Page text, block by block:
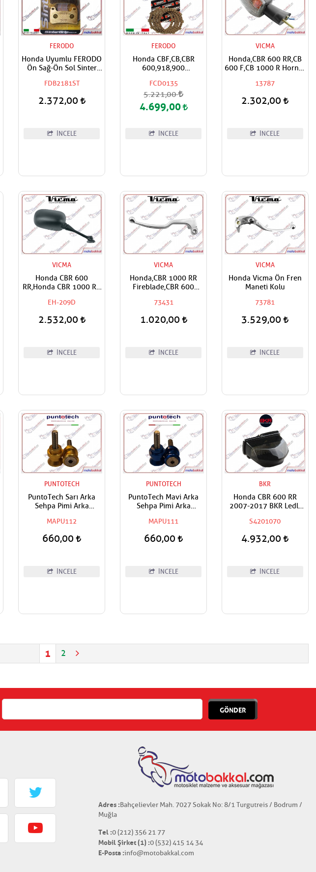
FERODO
Honda Uyumlu FERODO
Ön Sağ-Ön Sol Sinter
FDB2181ST
2.372,00
İNCELE
FERODO
Honda CBF,CB,CBR
600,918,900
Debriyaj Balata Takımı
FCD0135
5.221,00
4.699,00
İNCELE
VICMA
Honda,CBR 600 RR,CB
600 F,CB 1000 R Hornet
Sinyal
13787
2.302,00
İNCELE
VICMA
Honda CBR 600
RR,Honda CBR 1000 RR
Vicma Sağ Ayna
EH-209D
2.532,00
İNCELE
VICMA
Honda,CBR 1000 RR
Fireblade,CBR 600
F,CB 600 F Hornet
73431
1.020,00
İNCELE
VICMA
Honda Vicma Ön Fren
Maneti Kolu
73781
3.529,00
İNCELE
PUNTOTECH
PuntoTech Sarı Arka
Sehpa Pimi Arka
Swingarm Spools
Sliders M8
MAPU112
660,00
İNCELE
PUNTOTECH
PuntoTech Mavi Arka
Sehpa Pimi Arka
Swingarm Spools
Sliders M8
MAPU111
660,00
İNCELE
BKR
Honda CBR 600 RR
2007-2017 BKR Ledli
S4201070
4.932,00
İNCELE
1 2
GÖNDER
Adres :Bahçelievler Mah. 7027 Sokak No: 8/1 Turgutreis / Bodrum /
Muğla
Tel :0 (212) 356 21 77
Mobil Şirket (1) :0 (532) 415 14 34
E-Posta :info@motobakkal.com